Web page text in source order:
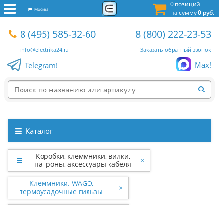
0 позиций
на сумму0 руб.
Москва
8 (495) 585-32-60
info@electrika24.ru
8 (800) 222-23-53
Заказать обратный звонок
Telegram! Max!
Каталог
Коробки, клеммники, вилки,
патроны, аксессуары кабеля
×
Клеммники. WAGO,
термоусадочные гильзы
×